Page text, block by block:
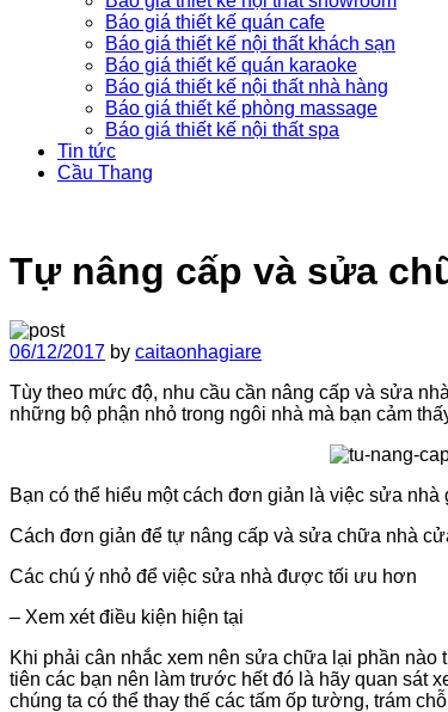
Báo giá thiết kế quán cafe
Báo giá thiết kế nội thất khách sạn
Báo giá thiết kế quán karaoke
Báo giá thiết kế nội thất nhà hàng
Báo giá thiết kế phòng massage
Báo giá thiết kế nội thất spa
Tin tức
Cầu Thang
Tự nâng cấp và sửa
06/12/2017 by caitaonhagiare
Tùy theo mức độ, nhu cầu cần nâng cấp và sửa
những bộ phận nhỏ trong ngôi nhà mà bạn cảm
Bạn có thể hiểu một cách đơn giản là việc sửa
Cách đơn giản để tự nâng cấp và sửa chữa nhà
Các chú ý nhỏ để việc sửa nhà được tối ưu hơn
– Xem xét điều kiện hiện tại
Khi phải cân nhắc xem nên sửa chữa lại phần
tiên các bạn nên làm trước hết đó là hãy quan sát
chúng ta có thể thay thế các tấm ốp tường, trám